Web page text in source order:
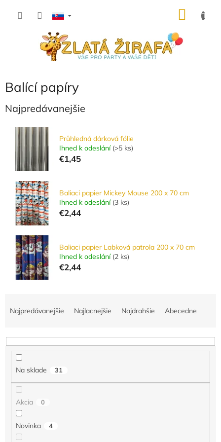
Balící papíry
Najpredávanejšie
Průhledná dárková fólie
Ihned k odeslání (>5 ks)
€1,45
Baliaci papier Mickey Mouse 200 x 70 cm
Ihned k odeslání (3 ks)
€2,44
Baliaci papier Labková patrola 200 x 70 cm
Ihned k odeslání (2 ks)
€2,44
n
Najpredávanejšie Najlacnejšie Najdrahšie Abecedne
Na sklade 31
Akcia 0
Novinka 4